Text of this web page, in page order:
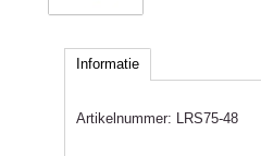
Informatie
Artikelnummer: LRS75-48